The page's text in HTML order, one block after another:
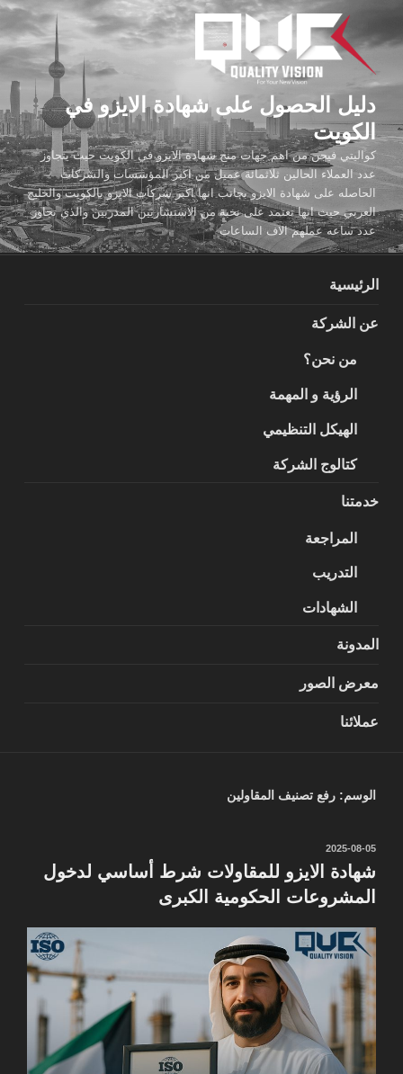
المحتوى
دليل الحصول على شهادة الايزو في
الكويت
كواليتي فيجن من اهم جهات منح شهادة الايزو في الكويت حيث يتجاوز
عدد العملاء الحالين ثلاثمائة عميل من اكبر المؤسسات والشركات
الحاصله على شهادة الايزو بجانب انها اكبر شركات الايزو بالكويت والخليج
العربي حيث انها تعتمد على نخبة من الاستشاريين المدربين والذي تجاوز
عدد ساعه عملهم الاف الساعات
الرئيسية
عن الشركة
من نحن؟
الرؤية و المهمة
الهيكل التنظيمي
كتالوج الشركة
خدمتنا
المراجعة
التدريب
الشهادات
المدونة
معرض الصور
عملائنا
الوسم: رفع تصنيف المقاولين
نُشر
في
2025-08-05
شهادة الايزو للمقاولات شرط أساسي لدخول
المشروعات الحكومية الكبرى